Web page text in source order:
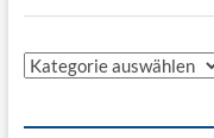
Kategorien